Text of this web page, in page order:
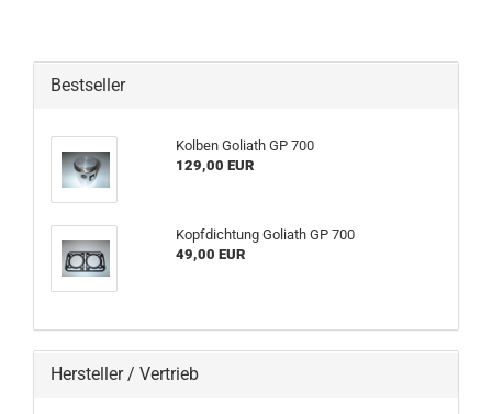
Bestseller
Kolben Goliath GP 700
129,00 EUR
Kopfdichtung Goliath GP 700
49,00 EUR
Hersteller / Vertrieb